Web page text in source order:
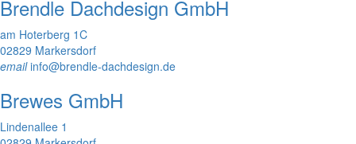
Brendle Dachdesign GmbH
am Hoterberg 1C
02829 Markersdorf
emailinfo@brendle-dachdesign.de
Brewes GmbH
Lindenallee 1